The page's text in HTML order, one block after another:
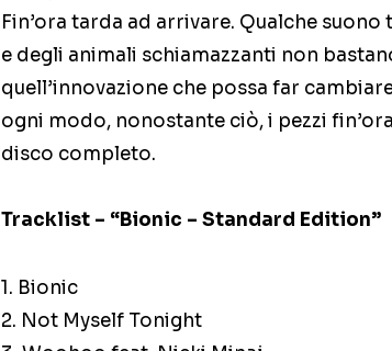
Fin’ora tarda ad arrivare. Qualche
e degli animali schiamazzanti non
quell’innovazione che possa far
ogni modo, nonostante ciò, i pezzi
disco completo.
Tracklist – “Bionic – Standard Edition”
1. Bionic
2. Not Myself Tonight